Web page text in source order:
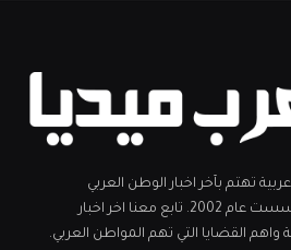
تهتم بآخر اخبار الوطن العربي
والشرق الأوسط والعالم، تأسست عام 2002. تابع معنا اخر اخبار
واهم القضايا التي تهم المواطن العربي.